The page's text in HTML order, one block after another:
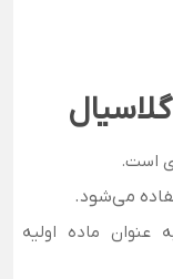
است.
می‌شود.
ماده اولیه